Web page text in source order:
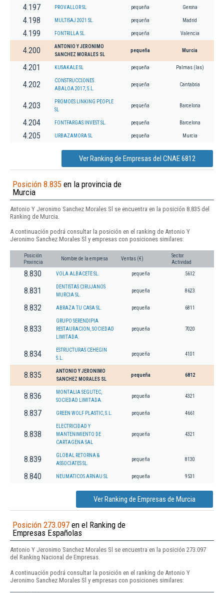
4.197 PROVALLOR SL pequeña Gerona
4.198 MULTISAJ 2021 SL. pequeña Madrid
4.199 FONTRILLA SL. pequeña Valencia
4.200
ANTONIO Y JERONIMO
SANCHEZ MORALES SL
pequeña Murcia
4.201 KUSAKALE SL pequeña Palmas (las)
4.202
CONSTRUCCIONES
ABALOA 2017, S.L.
pequeña Cantabria
4.203
PROMOES LINKING PEOPLE
SL
pequeña Barcelona
4.204 FONTFARGAS INVEST SL. pequeña Barcelona
4.205 URBAZAMORA SL pequeña Murcia
Ver Ranking de Empresas del CNAE 6812
Posición 8.835 en la provincia de
Murcia
Antonio Y Jeronimo Sanchez Morales Sl se encuentra en la posición 8.835 del
Ranking de Murcia.
A continuación podrá consultar la posición en el ranking de Antonio Y
Jeronimo Sanchez Morales Sl y empresas con posiciones similares:
Posición
Provincia
Nombre de la empresa Ventas (€)
Sector
Actividad
8.830 VOLA ALBACETE SL. pequeña 5612
8.831
DENTISTAS CIRUJANOS
MURCIA SL.
pequeña 8623
8.832 ABRAZA TU CASA SL. pequeña 6811
8.833
GRUPO SERENDIPIA
RESTAURACION, SOCIEDAD
LIMITADA.
pequeña 7020
8.834
ESTRUCTURAS CEHEGIN
S.L.
pequeña 4101
8.835
ANTONIO Y JERONIMO
SANCHEZ MORALES SL
pequeña 6812
8.836
MONTALIA SEGUTEC,
SOCIEDAD LIMITADA.
pequeña 4321
8.837 GREEN WOLF PLASTIC, S.L. pequeña 4661
8.838
ELECTRICIDAD Y
MANTENIMIENTO DE
CARTAGENA SAL
pequeña 4321
8.839
GLOBAL RETORNA &
ASSOCIATES SL.
pequeña 8130
8.840 NEUMATICOS ARNAU SL pequeña 9531
Ver Ranking de Empresas de Murcia
Posición 273.097 en el Ranking de
Empresas Españolas
Antonio Y Jeronimo Sanchez Morales Sl se encuentra en la posición 273.097
del Ranking Nacional de Empresas.
A continuación podrá consultar la posición en el ranking de Antonio Y
Jeronimo Sanchez Morales Sl y empresas con posiciones similares: